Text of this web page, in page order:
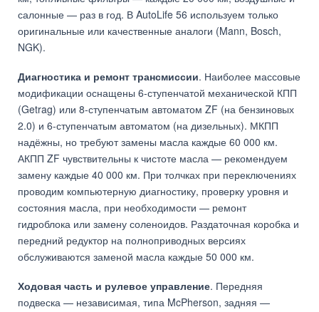
салонные — раз в год. В AutoLife 56 используем только
оригинальные или качественные аналоги (Mann, Bosch,
NGK).
Диагностика и ремонт трансмиссии. Наиболее массовые
модификации оснащены 6-ступенчатой механической КПП
(Getrag) или 8-ступенчатым автоматом ZF (на бензиновых
2.0) и 6-ступенчатым автоматом (на дизельных). МКПП
надёжны, но требуют замены масла каждые 60 000 км.
АКПП ZF чувствительны к чистоте масла — рекомендуем
замену каждые 40 000 км. При толчках при переключениях
проводим компьютерную диагностику, проверку уровня и
состояния масла, при необходимости — ремонт
гидроблока или замену соленоидов. Раздаточная коробка и
передний редуктор на полноприводных версиях
обслуживаются заменой масла каждые 50 000 км.
Ходовая часть и рулевое управление. Передняя
подвеска — независимая, типа McPherson, задняя —